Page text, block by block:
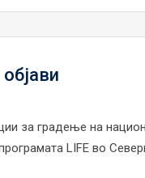
за градење на
LIFE во